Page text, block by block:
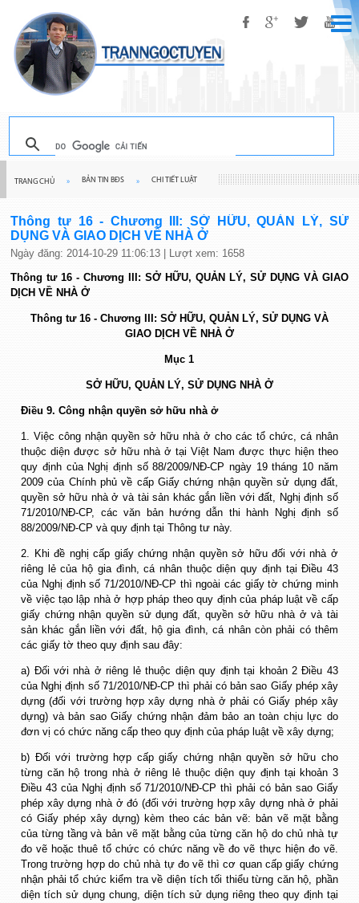
TRANG CHỦ » BẢN TIN BĐS » CHI TIẾT LUẬT
Thông tư 16 - Chương III: SỞ HỮU, QUẢN LÝ, SỬ
DỤNG VÀ GIAO DỊCH VỀ NHÀ Ở
Ngày đăng: 2014-10-29 11:06:13 | Lượt xem: 1658
Thông tư 16 - Chương III: SỞ HỮU, QUẢN LÝ, SỬ DỤNG VÀ GIAO
DỊCH VỀ NHÀ Ở
Thông tư 16 - Chương III: SỞ HỮU, QUẢN LÝ, SỬ DỤNG VÀ
GIAO DỊCH VỀ NHÀ Ở
Mục 1
SỞ HỮU, QUẢN LÝ, SỬ DỤNG NHÀ Ở
Điều 9. Công nhận quyền sở hữu nhà ở
1. Việc công nhận quyền sở hữu nhà ở cho các tổ chức, cá nhân
thuộc diện được sở hữu nhà ở tại Việt Nam được thực hiện theo
quy định của Nghị định số 88/2009/NĐ-CP ngày 19 tháng 10 năm
2009 của Chính phủ về cấp Giấy chứng nhận quyền sử dụng đất,
quyền sở hữu nhà ở và tài sản khác gắn liền với đất, Nghị định số
71/2010/NĐ-CP, các văn bản hướng dẫn thi hành Nghị định số
88/2009/NĐ-CP và quy định tại Thông tư này.
2. Khi đề nghị cấp giấy chứng nhận quyền sở hữu đối với nhà ở
riêng lẻ của hộ gia đình, cá nhân thuộc diện quy định tại Điều 43
của Nghị định số 71/2010/NĐ-CP thì ngoài các giấy tờ chứng minh
về việc tạo lập nhà ở hợp pháp theo quy định của pháp luật về cấp
giấy chứng nhận quyền sử dụng đất, quyền sở hữu nhà ở và tài
sản khác gắn liền với đất, hộ gia đình, cá nhân còn phải có thêm
các giấy tờ theo quy định sau đây:
a) Đối với nhà ở riêng lẻ thuộc diện quy định tại khoản 2 Điều 43
của Nghị định số 71/2010/NĐ-CP thì phải có bản sao Giấy phép xây
dựng (đối với trường hợp xây dựng nhà ở phải có Giấy phép xây
dựng) và bản sao Giấy chứng nhận đảm bảo an toàn chịu lực do
đơn vị có chức năng cấp theo quy định của pháp luật về xây dựng;
b) Đối với trường hợp cấp giấy chứng nhận quyền sở hữu cho
từng căn hộ trong nhà ở riêng lẻ thuộc diện quy định tại khoản 3
Điều 43 của Nghị định số 71/2010/NĐ-CP thì phải có bản sao Giấy
phép xây dựng nhà ở đó (đối với trường hợp xây dựng nhà ở phải
có Giấy phép xây dựng) kèm theo các bản vẽ: bản vẽ mặt bằng
của từng tầng và bản vẽ mặt bằng của từng căn hộ do chủ nhà tự
đo vẽ hoặc thuê tổ chức có chức năng về đo vẽ thực hiện đo vẽ.
Trong trường hợp do chủ nhà tự đo vẽ thì cơ quan cấp giấy chứng
nhận phải tổ chức kiểm tra về diện tích tối thiểu từng căn hộ, phần
diện tích sử dụng chung, diện tích sử dụng riêng theo quy định tại